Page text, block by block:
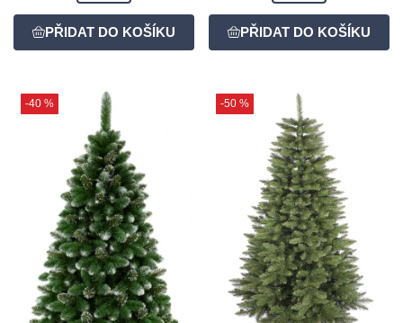
-40 % -50 %